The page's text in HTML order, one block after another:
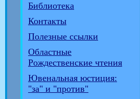
Библиотека
Контакты
Полезные ссылки
Областные
Рождественские чтения
Ювенальная юстиция:
"за" и "против"